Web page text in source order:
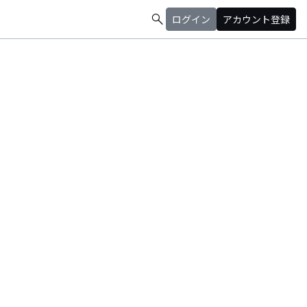
search ログイン アカウント登録